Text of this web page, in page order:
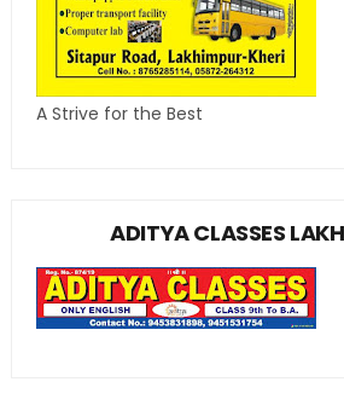
A Strive for the Best
ADITYA CLASSES